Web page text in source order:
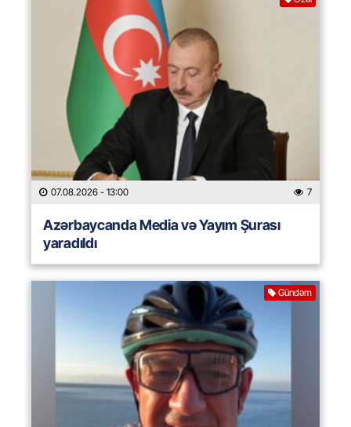
07.08.2026 - 13:00 7
Azərbaycanda Media və Yayım Şurası
yaradıldı
Gündəm